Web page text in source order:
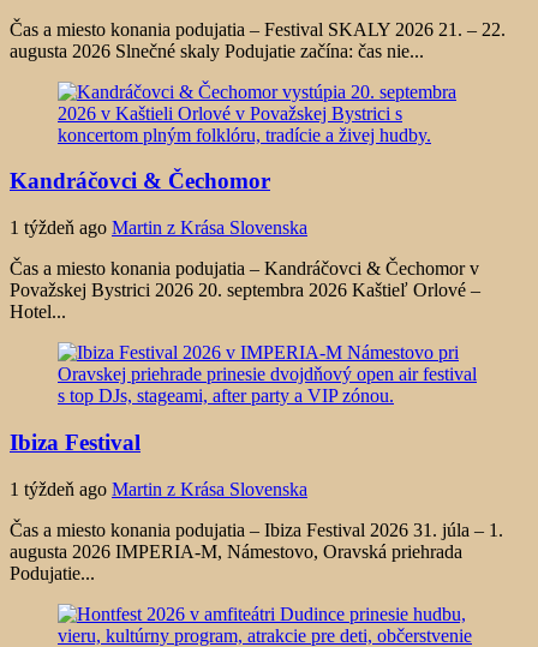
Čas a miesto konania podujatia – Festival SKALY 2026 21. – 22.
augusta 2026 Slnečné skaly Podujatie začína: čas nie...
Kandráčovci & Čechomor
1 týždeň ago Martin z Krása Slovenska
Čas a miesto konania podujatia – Kandráčovci & Čechomor v
Považskej Bystrici 2026 20. septembra 2026 Kaštieľ Orlové –
Hotel...
Ibiza Festival
1 týždeň ago Martin z Krása Slovenska
Čas a miesto konania podujatia – Ibiza Festival 2026 31. júla – 1.
augusta 2026 IMPERIA-M, Námestovo, Oravská priehrada
Podujatie...